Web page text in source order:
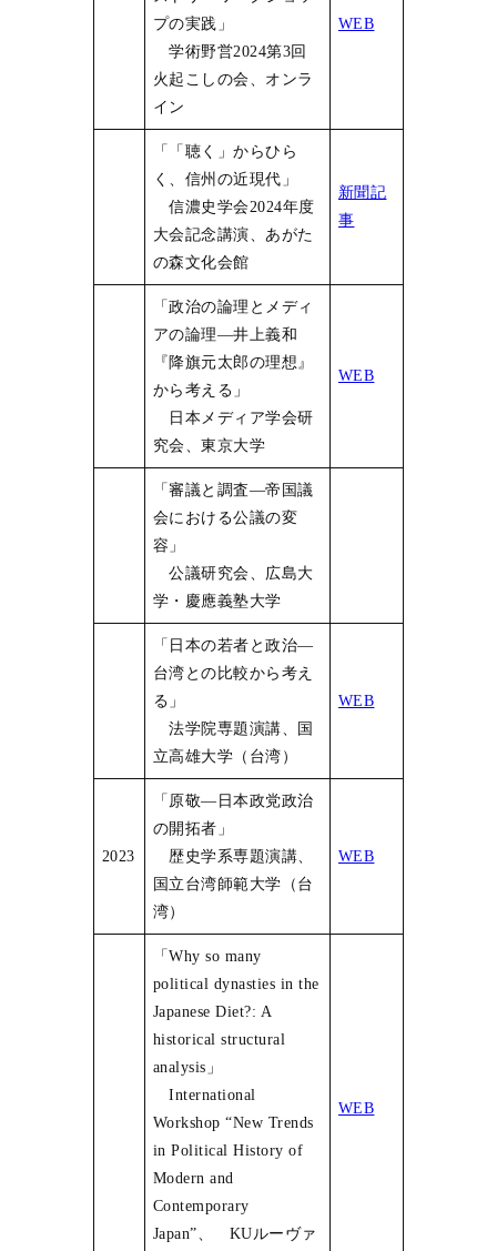
プの実践」
学術野営2024第3回
火起こしの会、オンラ
イン
WEB
「「聴く」からひら
く、信州の近現代」
信濃史学会2024年度
大会記念講演、あがた
の森文化会館
新聞記
事
「政治の論理とメディ
アの論理―井上義和
『降旗元太郎の理想』
から考える」
日本メディア学会研
究会、東京大学
WEB
「審議と調査―帝国議
会における公議の変
容」
公議研究会、広島大
学・慶應義塾大学
「日本の若者と政治―
台湾との比較から考え
る」
法学院専題演講、国
立高雄大学（台湾）
WEB
2023
「原敬―日本政党政治
の開拓者」
歴史学系専題演講、
国立台湾師範大学（台
湾）
WEB
「Why so many
political dynasties in the
Japanese Diet?: A
historical structural
analysis」
International
Workshop “New Trends
in Political History of
Modern and
Contemporary
Japan”、 KUルーヴァ
WEB